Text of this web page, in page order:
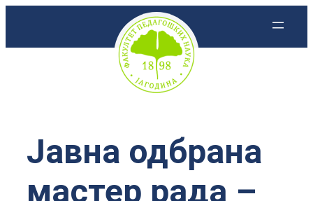
Јавна одбрана
мастер рада –